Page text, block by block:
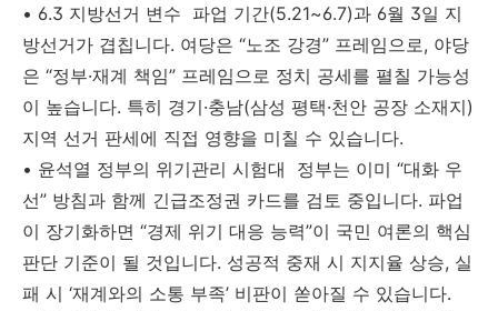
• 6.3 지방선거 변수 파업 기간(5.21~6.7)과 6월 3일 지
방선거가 겹칩니다. 여당은 “노조 강경” 프레임으로, 야당
은 “정부·재계 책임” 프레임으로 정치 공세를 펼칠 가능성
이 높습니다. 특히 경기·충남(삼성 평택·천안 공장 소재지)
지역 선거 판세에 직접 영향을 미칠 수 있습니다.
• 윤석열 정부의 위기관리 시험대 정부는 이미 “대화 우
선” 방침과 함께 긴급조정권 카드를 검토 중입니다. 파업
이 장기화하면 “경제 위기 대응 능력”이 국민 여론의 핵심
판단 기준이 될 것입니다. 성공적 중재 시 지지율 상승, 실
패 시 ‘재계와의 소통 부족’ 비판이 쏟아질 수 있습니다.